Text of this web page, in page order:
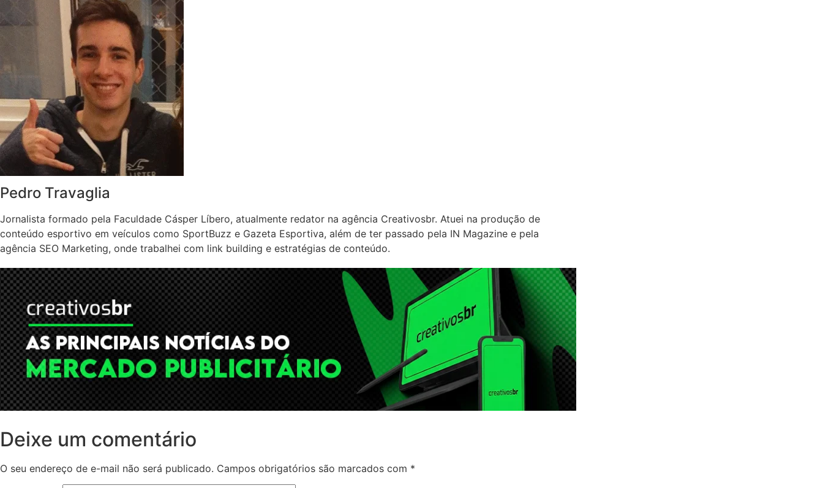
Pedro Travaglia
Jornalista formado pela Faculdade Cásper Líbero, atualmente redator na agência Creativosbr. Atuei na produção de
conteúdo esportivo em veículos como SportBuzz e Gazeta Esportiva, além de ter passado pela IN Magazine e pela
agência SEO Marketing, onde trabalhei com link building e estratégias de conteúdo.
Deixe um comentário
O seu endereço de e-mail não será publicado. Campos obrigatórios são marcados com *